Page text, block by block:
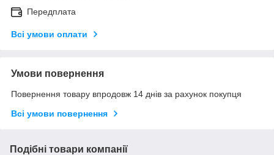
Передплата
Всі умови оплати
Умови повернення
Повернення товару впродовж 14 днів за рахунок покупця
Всі умови повернення
Подібні товари компанії